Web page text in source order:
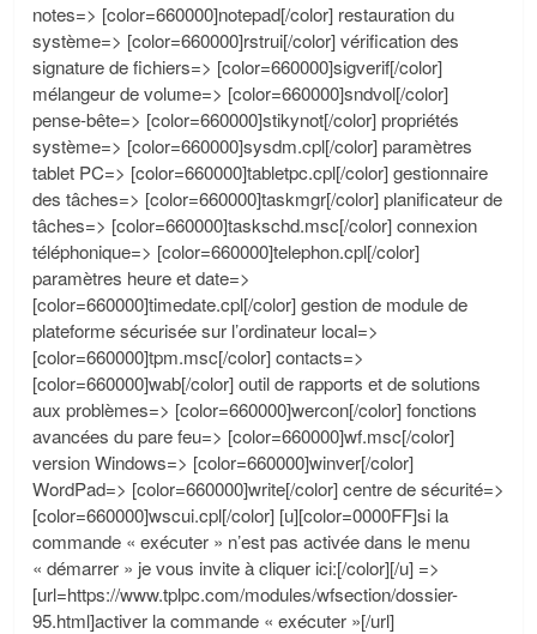
notes=> [color=660000]notepad[/color] restauration du
système=> [color=660000]rstrui[/color] vérification des
signature de fichiers=> [color=660000]sigverif[/color]
mélangeur de volume=> [color=660000]sndvol[/color]
pense-bête=> [color=660000]stikynot[/color] propriétés
système=> [color=660000]sysdm.cpl[/color] paramètres
tablet PC=> [color=660000]tabletpc.cpl[/color] gestionnaire
des tâches=> [color=660000]taskmgr[/color] planificateur de
tâches=> [color=660000]taskschd.msc[/color] connexion
téléphonique=> [color=660000]telephon.cpl[/color]
paramètres heure et date=>
[color=660000]timedate.cpl[/color] gestion de module de
plateforme sécurisée sur l’ordinateur local=>
[color=660000]tpm.msc[/color] contacts=>
[color=660000]wab[/color] outil de rapports et de solutions
aux problèmes=> [color=660000]wercon[/color] fonctions
avancées du pare feu=> [color=660000]wf.msc[/color]
version Windows=> [color=660000]winver[/color]
WordPad=> [color=660000]write[/color] centre de sécurité=>
[color=660000]wscui.cpl[/color] [u][color=0000FF]si la
commande « exécuter » n’est pas activée dans le menu
« démarrer » je vous invite à cliquer ici:[/color][/u] =>
[url=https://www.tplpc.com/modules/wfsection/dossier-
95.html]activer la commande « exécuter »[/url]